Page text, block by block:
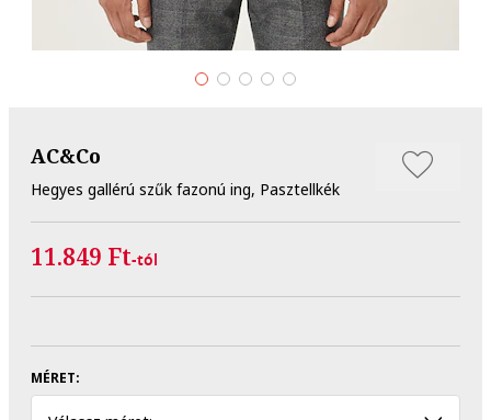
AC&Co
Hegyes gallérú szűk fazonú ing, Pasztellkék
11.849 Ft-tól
MÉRET: